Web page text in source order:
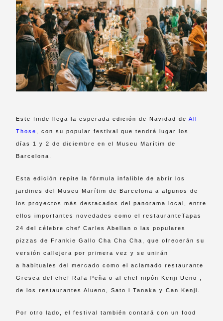
Este finde llega la esperada edición de Navidad deAll
Those , con su popular festival que tendrá lugar los
días 1 y 2 de diciembre en el Museu Marítim de
Barcelona.
Esta edición repite la fórmula infalible de abrir los
jardines del Museu Marítim de Barcelona a algunos de
los proyectos más destacados del panorama local, entre
ellos importantes novedades como el restauranteTapas
24 del célebre chef Carles Abellan o las populares
pizzas de Frankie Gallo Cha Cha Cha, que ofrecerán su
versión callejera por primera vez y se unirán
a habituales del mercado como el aclamado restaurante
Gresca del chef Rafa Peña o al chef nipón Kenji Ueno ,
de los restaurantes Aiueno, Sato i Tanaka y Can Kenji.
Por otro lado, el festival también contará con un food